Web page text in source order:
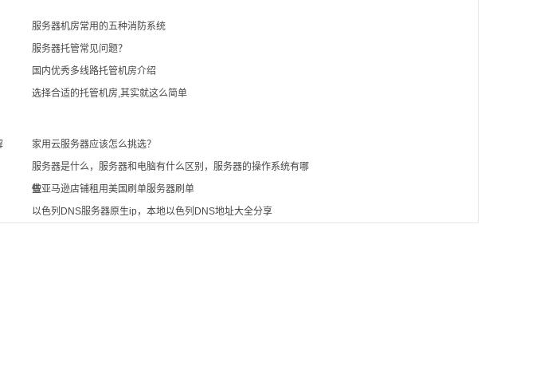
服务器机房常用的五种消防系统
服务器托管常见问题？
国内优秀多线路托管机房介绍
选择合适的托管机房,其实就这么简单
家用云服务器应该怎么挑选？
服务器是什么，服务器和电脑有什么区别，服务器的操作系统有哪
些
做亚马逊店铺租用美国刷单服务器刷单
以色列DNS服务器原生ip，本地以色列DNS地址大全分享